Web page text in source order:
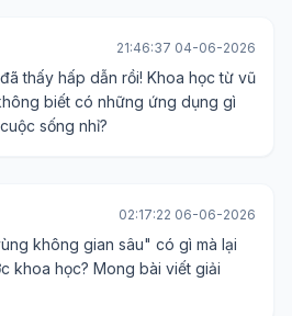
21:46:37 04-06-2026
thấy hấp dẫn rồi! Khoa học từ vũ
biết có những ứng dụng gì
sống nhỉ?
02:17:22 06-06-2026
không gian sâu" có gì mà lại
khoa học? Mong bài viết giải